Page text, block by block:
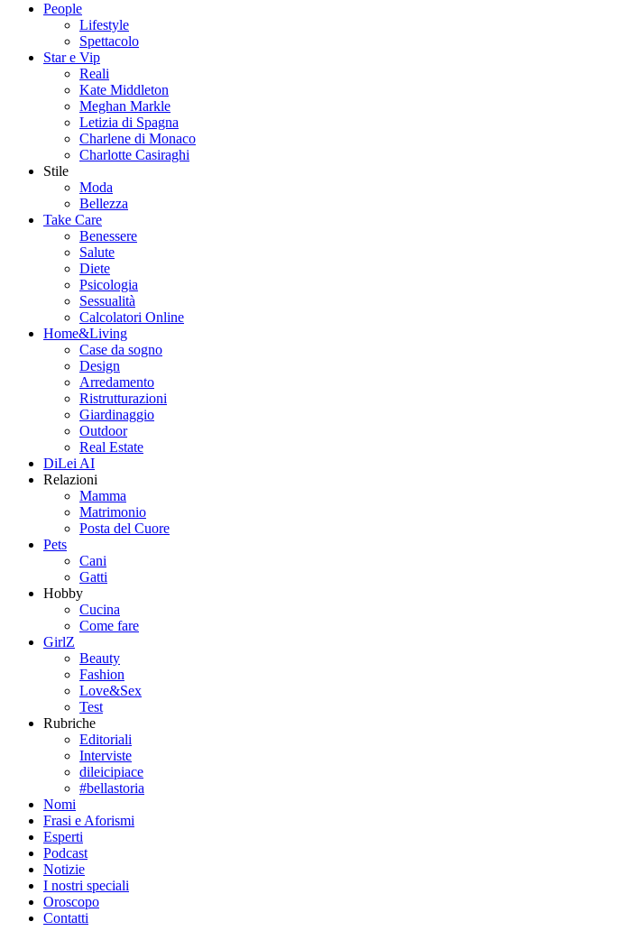
People
Lifestyle
Spettacolo
Star e Vip
Reali
Kate Middleton
Meghan Markle
Letizia di Spagna
Charlene di Monaco
Charlotte Casiraghi
Stile
Moda
Bellezza
Take Care
Benessere
Salute
Diete
Psicologia
Sessualità
Calcolatori Online
Home&Living
Case da sogno
Design
Arredamento
Ristrutturazioni
Giardinaggio
Outdoor
Real Estate
DiLei AI
Relazioni
Mamma
Matrimonio
Posta del Cuore
Pets
Cani
Gatti
Hobby
Cucina
Come fare
GirlZ
Beauty
Fashion
Love&Sex
Test
Rubriche
Editoriali
Interviste
dileicipiace
#bellastoria
Nomi
Frasi e Aforismi
Esperti
Podcast
Notizie
I nostri speciali
Oroscopo
Contatti